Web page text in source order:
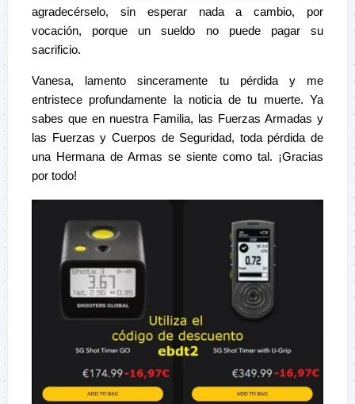
agradecérselo, sin esperar nada a cambio, por
vocación, porque un sueldo no puede pagar su
sacrificio.
Vanesa, lamento sinceramente tu pérdida y me
entristece profundamente la noticia de tu muerte. Ya
sabes que en nuestra Familia, las Fuerzas Armadas y
las Fuerzas y Cuerpos de Seguridad, toda pérdida de
una Hermana de Armas se siente como tal. ¡Gracias
por todo!